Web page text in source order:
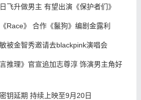
飞升做男主 有望出演《保护者们》
Race》 合作《鬣狗》编剧金露利
被金智秀邀请去blackpink演唱会
推理》官宣追加志尊淳 饰演男主角好
钥延期 持续上映至9月20日